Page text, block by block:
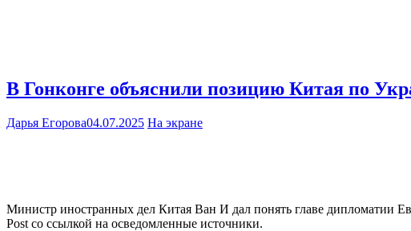
В Гонконге объяснили позицию Китая по
Дарья Егорова04.07.2025 На экране
Министр иностранных дел Китая Ван И дал понять главе дипломатии
Post со ссылкой на осведомленные источники.